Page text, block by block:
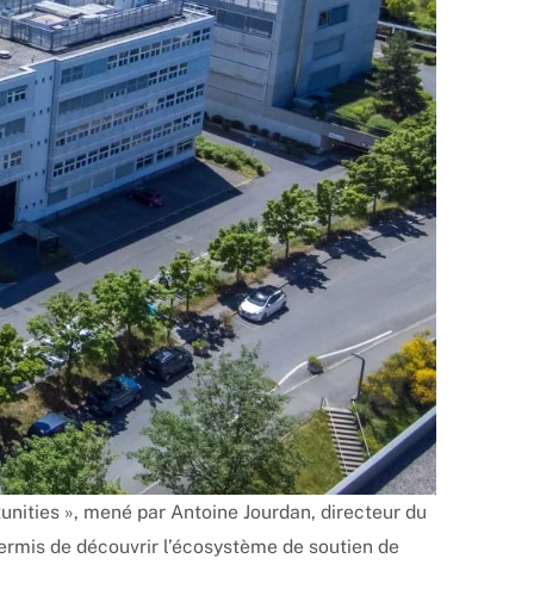
», mené par Antoine Jourdan, directeur du
de découvrir l’écosystème de soutien de